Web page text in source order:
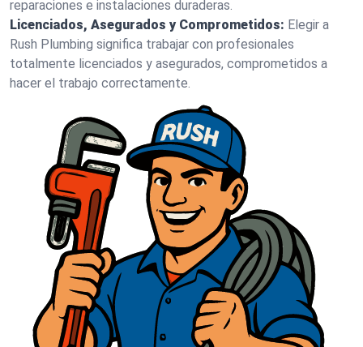
reparaciones e instalaciones duraderas.
Licenciados, Asegurados y Comprometidos: Elegir a
Rush Plumbing significa trabajar con profesionales
totalmente licenciados y asegurados, comprometidos a
hacer el trabajo correctamente.